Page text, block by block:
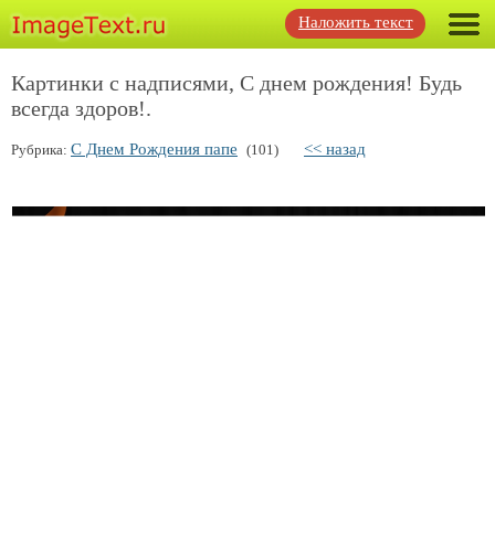
Наложить текст
Картинки с надписями, С днем рождения! Будь
всегда здоров!.
Рубрика: С Днем Рождения папе (101) << назад